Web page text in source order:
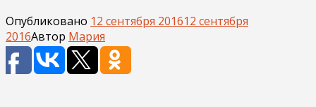
Опубликовано 12 сентября 201612 сентября
2016Автор Мария